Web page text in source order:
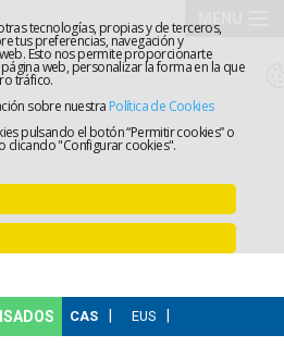
tecnologías, propias y de terceros,
tus preferencias, navegación y
Esto nos permite proporcionarte
web, personalizar la forma en la que
tráfico.
sobre nuestra Política de Cookies
pulsando el botón “Permitir cookies” o
clicando "Configurar cookies".
El
Colegio
Empleo